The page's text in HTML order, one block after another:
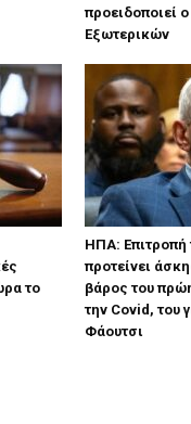
προειδοποιεί
Εξωτερικών
το
ΗΠΑ: Επιτροπή
προτείνει
βάρος του
την Covid, του
Φάουτσι